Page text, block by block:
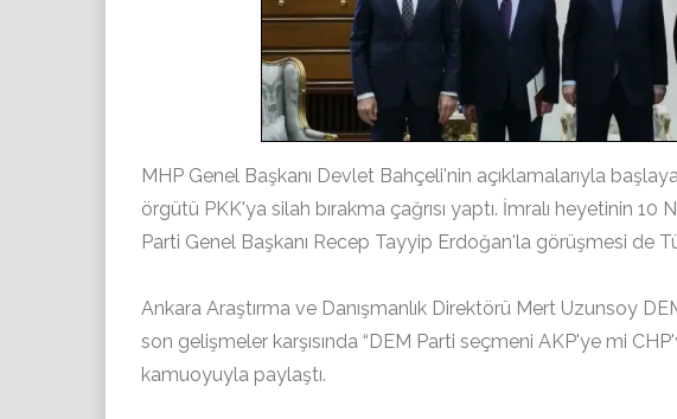
MHP Genel Başkanı Devlet Bahçeli'nin açıklamalarıyla
örgütü PKK'ya silah bırakma çağrısı yaptı. İmralı heyetinin
Parti Genel Başkanı Recep Tayyip Erdoğan'la görüşmesi de
Ankara Araştırma ve Danışmanlık Direktörü Mert Uzunsoy
son gelişmeler karşısında “DEM Parti seçmeni AKP'ye mi
kamuoyuyla paylaştı.